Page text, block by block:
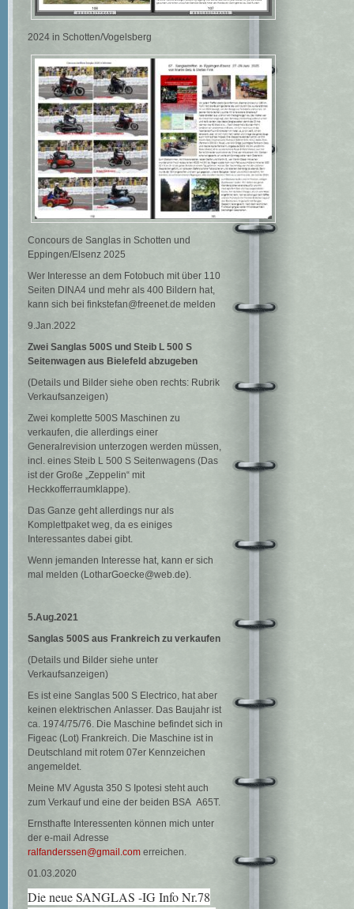
2024 in Schotten/Vogelsberg
Concours de Sanglas in Schotten und
Eppingen/Elsenz 2025
Wer Interesse an dem Fotobuch mit über 110
Seiten DINA4 und mehr als 400 Bildern hat,
kann sich bei finkstefan@freenet.de melden
9.Jan.2022
Zwei Sanglas 500S und Steib L 500 S
Seitenwagen aus Bielefeld abzugeben
(Details und Bilder siehe oben rechts: Rubrik
Verkaufsanzeigen)
Zwei komplette 500S Maschinen zu
verkaufen, die allerdings einer
Generalrevision unterzogen werden müssen,
incl. eines Steib L 500 S Seitenwagens (Das
ist der Große „Zeppelin“ mit
Heckkofferraumklappe).
Das Ganze geht allerdings nur als
Komplettpaket weg, da es einiges
Interessantes dabei gibt.
Wenn jemanden Interesse hat, kann er sich
mal melden (LotharGoecke@web.de).
5.Aug.2021
Sanglas 500S aus Frankreich zu verkaufen
(Details und Bilder siehe unter
Verkaufsanzeigen)
Es ist eine Sanglas 500 S Electrico, hat aber
keinen elektrischen Anlasser. Das Baujahr ist
ca. 1974/75/76. Die Maschine befindet sich in
Figeac (Lot) Frankreich. Die Maschine ist in
Deutschland mit rotem 07er Kennzeichen
angemeldet.
Meine MV Agusta 350 S Ipotesi steht auch
zum Verkauf und eine der beiden BSA A65T.
Ernsthafte Interessenten können mich unter
der e-mail Adresse
ralfanderssen@gmail.com erreichen.
01.03.2020
Die neue SANGLAS -IG Info Nr.78